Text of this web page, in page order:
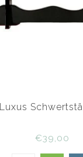
Luxus
€39,00